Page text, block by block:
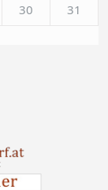
30 31